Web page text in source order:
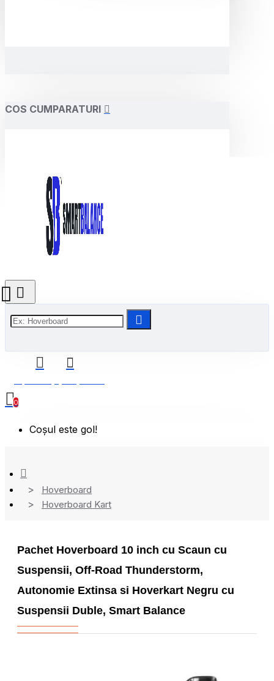
COS CUMPARATURI
0
Coșul este gol!
Hoverboard
Hoverboard Kart
Pachet Hoverboard 10 inch cu Scaun cu
Suspensii, Off-Road Thunderstorm,
Autonomie Extinsa si Hoverkart Negru cu
Suspensii Duble, Smart Balance